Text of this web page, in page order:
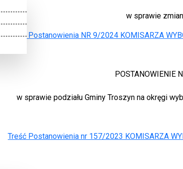
w sprawie
Treśc Postanowienia NR 9/2024 KOMISARZA
POSTANOWIENIE
w sprawie podziału Gminy Troszyn na okręgi
Treść Postanowienia nr 157/2023 KOMISARZA